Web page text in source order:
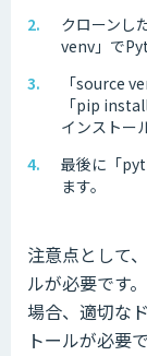
クローンし
venv」で
「source
「pip
インストー
最後に「
ます。
注意点として
ルが必要です
場合、適切な
トールが必要